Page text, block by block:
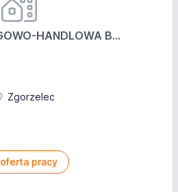
HANDLOWA B...
Zgorzelec
oferta pracy